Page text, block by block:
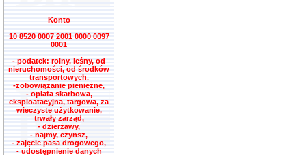
Konto
10 8520 0007 2001 0000 0097
0001
- podatek: rolny, leśny, od
nieruchomości, od środków
transportowych.
-zobowiązanie pieniężne,
- opłata skarbowa,
eksploatacyjna, targowa, za
wieczyste użytkowanie,
trwały zarząd,
- dzierżawy,
- najmy, czynsz,
- zajęcie pasa drogowego,
- udostępnienie danych